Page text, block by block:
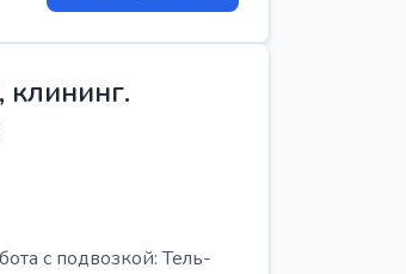
с подвозкой: Тель-